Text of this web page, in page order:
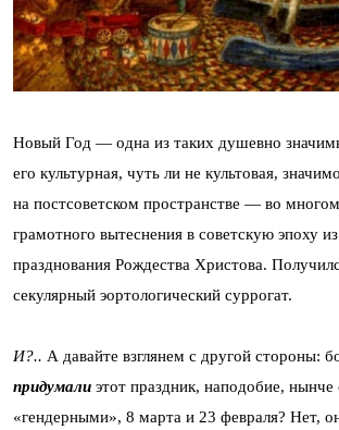
Новый Год — одна из таких душевно
его культурная, чуть ли не культовая,
на постсоветском пространстве — во многом
грамотного вытеснения в советскую эпоху
празднования Рождества Христова.
секулярный эортологический суррогат.
И?.. А давайте взглянем с другой стороны:
придумали этот праздник, наподобие, нынче
«гендерными», 8 марта и 23 февраля? Нет,